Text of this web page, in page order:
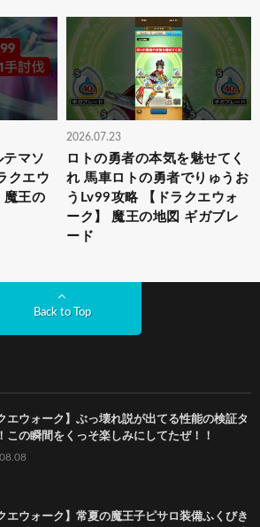
マソ
クエウ
魔王の
2026.07.23
ロトの勇者の本気を魅せてく
れ 馬車ロトの勇者でりゅうお
うLv99攻略 【ドラクエウォ
ーク】 魔王の地図 ギガブレ
ード
Back to Top
エウォーク】ぶっ壊れ説が出てる性能の検証タ
この瞬間をくっそ楽しみにしてたぜ！！
エウォーク】常夏の魔王子ピサロ装備ふくびき